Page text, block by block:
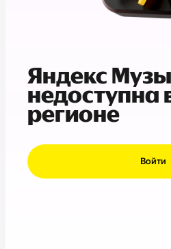
Яндекс
недоступна
регионе
Войти